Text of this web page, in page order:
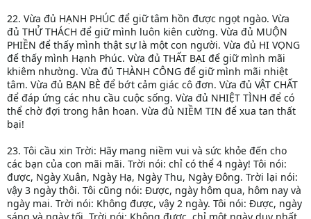
22. Vừa đủ HẠNH PHÚC để giữ tâm hồn được ngọt ngào. Vừa
đủ THỬ THÁCH để giữ mình luôn kiên cường. Vừa đủ MUỘN
PHIỀN để thấy mình thật sự là một con người. Vừa đủ HI VỌNG
để thấy mình Hạnh Phúc. Vừa đủ THẤT BẠI để giữ mình mãi
khiêm nhường. Vừa đủ THÀNH CÔNG để giữ mình mãi nhiệt
tâm. Vừa đủ BẠN BÈ để bớt cảm giác cô đơn. Vừa đủ VẬT CHẤT
để đáp ứng các nhu cầu cuộc sống. Vừa đủ NHIỆT TÌNH để có
thể chờ đợi trong hân hoan. Vừa đủ NIỀM TIN để xua tan thất
bại!
23. Tôi cầu xin Trời: Hãy mang niềm vui và sức khỏe đến cho
các bạn của con mãi mãi. Trời nói: chỉ có thể 4 ngày! Tôi nói:
được, Ngày Xuân, Ngày Hạ, Ngày Thu, Ngày Đông. Trời lại nói:
vậy 3 ngày thôi. Tôi cũng nói: Được, ngày hôm qua, hôm nay và
ngày mai. Trời nói: Không được, vậy 2 ngày. Tôi nói: Được, ngày